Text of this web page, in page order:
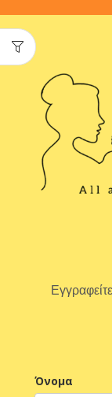
Όνομα